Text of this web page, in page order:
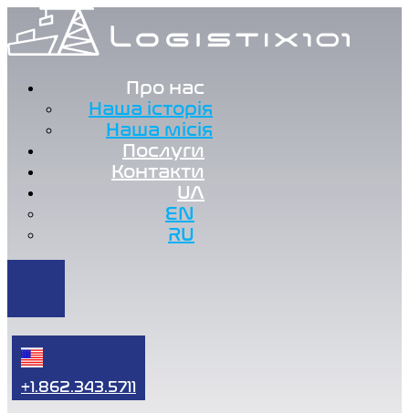
Про нас
Наша історія
Наша місія
Послуги
Контакти
UA
EN
RU
+1.862.343.5711